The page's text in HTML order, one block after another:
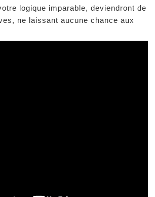
logique imparable, deviendront de
ne laissant aucune chance aux